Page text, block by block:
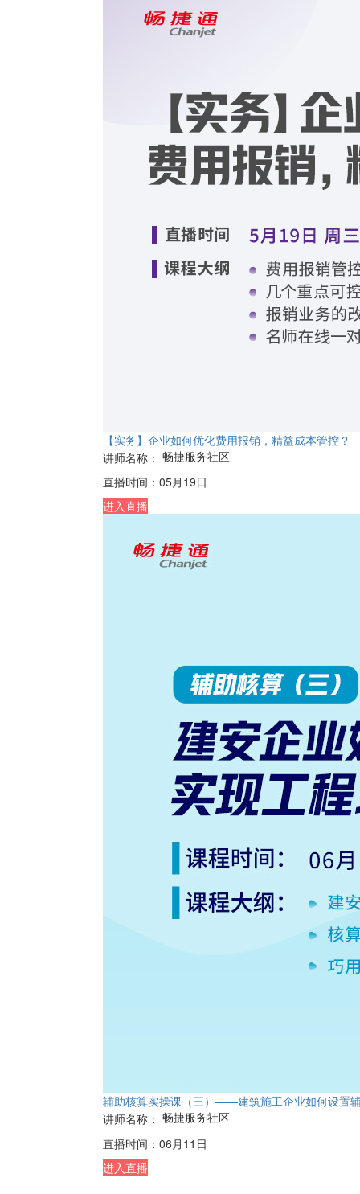
【实务】企业如何优化费用报销，精益成本管控？
讲师名称： 畅捷服务社区
直播时间： 05月19日
进入直播
辅助核算实操课（三）——建筑施工企业如何设置
讲师名称： 畅捷服务社区
直播时间： 06月11日
进入直播